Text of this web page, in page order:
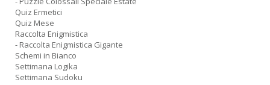
Quiz Ermetici
Quiz Mese
Raccolta Enigmistica
- Raccolta Enigmistica Gigante
Schemi in Bianco
Settimana Logika
Settimana Sudoku